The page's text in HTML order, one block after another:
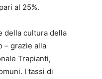
al 25%.
della cultura della
– grazie alla
Trapianti,
I tassi di